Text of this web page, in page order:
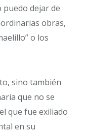
dejar de
obras,
o los
sino también
que no se
que fue exiliado
en su